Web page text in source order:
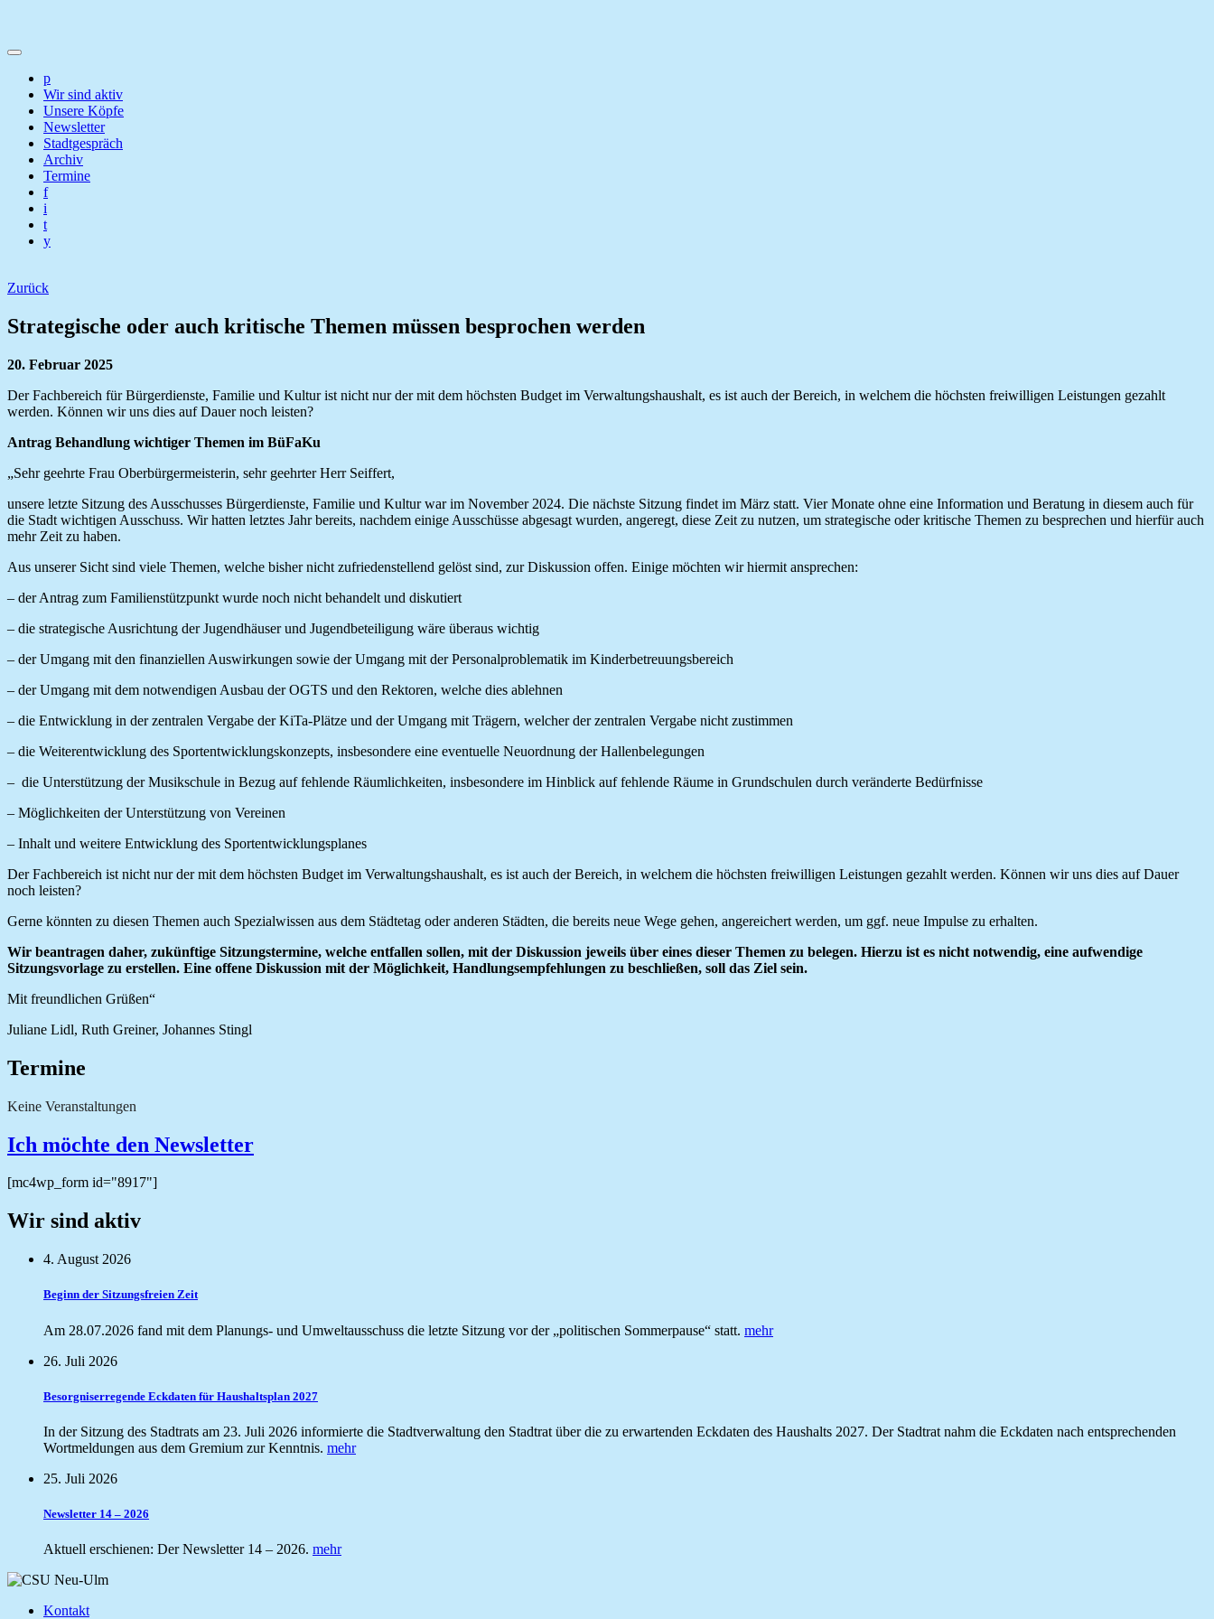
p
Wir sind aktiv
Unsere Köpfe
Newsletter
Stadtgespräch
Archiv
Termine
f
i
t
y
Zurück
Strategische oder auch kritische Themen müssen besprochen werden
20. Februar 2025
Der Fachbereich für Bürgerdienste, Familie und Kultur ist nicht nur der mit dem höchsten Budget im Verwaltungshaushalt, es ist auch der Bereich, in welchem die höchsten freiwilligen Leistungen gezahlt
werden. Können wir uns dies auf Dauer noch leisten?
Antrag Behandlung wichtiger Themen im BüFaKu
„Sehr geehrte Frau Oberbürgermeisterin, sehr geehrter Herr Seiffert,
unsere letzte Sitzung des Ausschusses Bürgerdienste, Familie und Kultur war im November 2024. Die nächste Sitzung findet im März statt. Vier Monate ohne eine Information und Beratung in diesem auch für
die Stadt wichtigen Ausschuss. Wir hatten letztes Jahr bereits, nachdem einige Ausschüsse abgesagt wurden, angeregt, diese Zeit zu nutzen, um strategische oder kritische Themen zu besprechen und hierfür auch
mehr Zeit zu haben.
Aus unserer Sicht sind viele Themen, welche bisher nicht zufriedenstellend gelöst sind, zur Diskussion offen. Einige möchten wir hiermit ansprechen:
– der Antrag zum Familienstützpunkt wurde noch nicht behandelt und diskutiert
– die strategische Ausrichtung der Jugendhäuser und Jugendbeteiligung wäre überaus wichtig
– der Umgang mit den finanziellen Auswirkungen sowie der Umgang mit der Personalproblematik im Kinderbetreuungsbereich
– der Umgang mit dem notwendigen Ausbau der OGTS und den Rektoren, welche dies ablehnen
– die Entwicklung in der zentralen Vergabe der KiTa-Plätze und der Umgang mit Trägern, welcher der zentralen Vergabe nicht zustimmen
– die Weiterentwicklung des Sportentwicklungskonzepts, insbesondere eine eventuelle Neuordnung der Hallenbelegungen
– die Unterstützung der Musikschule in Bezug auf fehlende Räumlichkeiten, insbesondere im Hinblick auf fehlende Räume in Grundschulen durch veränderte Bedürfnisse
– Möglichkeiten der Unterstützung von Vereinen
– Inhalt und weitere Entwicklung des Sportentwicklungsplanes
Der Fachbereich ist nicht nur der mit dem höchsten Budget im Verwaltungshaushalt, es ist auch der Bereich, in welchem die höchsten freiwilligen Leistungen gezahlt werden. Können wir uns dies auf Dauer
noch leisten?
Gerne könnten zu diesen Themen auch Spezialwissen aus dem Städtetag oder anderen Städten, die bereits neue Wege gehen, angereichert werden, um ggf. neue Impulse zu erhalten.
Wir beantragen daher, zukünftige Sitzungstermine, welche entfallen sollen, mit der Diskussion jeweils über eines dieser Themen zu belegen. Hierzu ist es nicht notwendig, eine aufwendige
Sitzungsvorlage zu erstellen. Eine offene Diskussion mit der Möglichkeit, Handlungsempfehlungen zu beschließen, soll das Ziel sein.
Mit freundlichen Grüßen“
Juliane Lidl, Ruth Greiner, Johannes Stingl
Termine
Keine Veranstaltungen
Ich möchte den Newsletter
[mc4wp_form id="8917"]
Wir sind aktiv
4. August 2026
Beginn der Sitzungsfreien Zeit
Am 28.07.2026 fand mit dem Planungs- und Umweltausschuss die letzte Sitzung vor der „politischen Sommerpause“ statt. mehr
26. Juli 2026
Besorgniserregende Eckdaten für Haushaltsplan 2027
In der Sitzung des Stadtrats am 23. Juli 2026 informierte die Stadtverwaltung den Stadtrat über die zu erwartenden Eckdaten des Haushalts 2027. Der Stadtrat nahm die Eckdaten nach entsprechenden
Wortmeldungen aus dem Gremium zur Kenntnis. mehr
25. Juli 2026
Newsletter 14 – 2026
Aktuell erschienen: Der Newsletter 14 – 2026. mehr
Kontakt